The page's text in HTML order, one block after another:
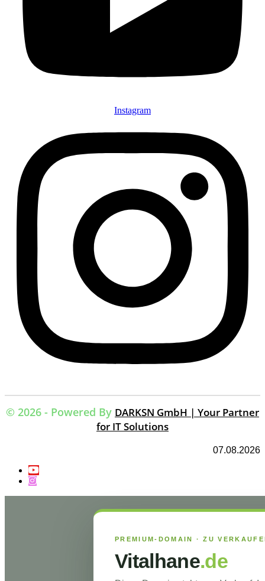
Instagram
© 2026 - Powered By DARKSN GmbH | Your Partner
for IT Solutions
07.08.2026
PREMIUM-DOMAIN · ZU
Vitalhane.de